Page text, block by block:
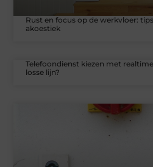
Rust en focus op de werkvloer:
akoestiek
Telefoondienst kiezen met
losse lijn?